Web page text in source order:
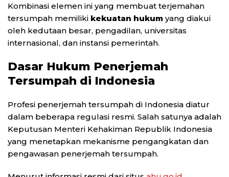
Kombinasi elemen ini yang membuat terjemahan
tersumpah memiliki kekuatan hukum yang diakui
oleh kedutaan besar, pengadilan, universitas
internasional, dan instansi pemerintah.
Dasar Hukum Penerjemah
Tersumpah di Indonesia
Profesi penerjemah tersumpah di Indonesia diatur
dalam beberapa regulasi resmi. Salah satunya adalah
Keputusan Menteri Kehakiman Republik Indonesia
yang menetapkan mekanisme pengangkatan dan
pengawasan penerjemah tersumpah.